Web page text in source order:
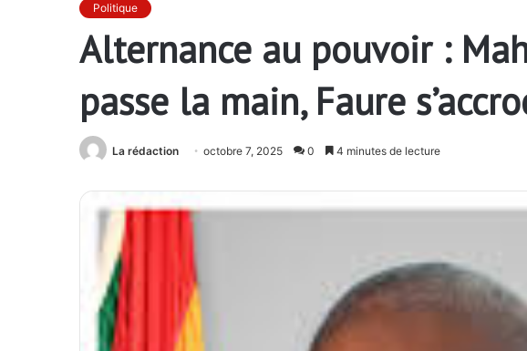
Politique
Alternance au pouvoir :
passe la main, Faure
La rédaction octobre 7, 2025 0 4 minutes de lecture